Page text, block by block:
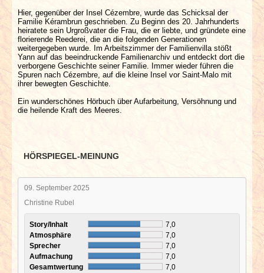
Hier, gegenüber der Insel Cézembre, wurde das Schicksal der
Familie Kérambrun geschrieben. Zu Beginn des 20. Jahrhunderts
heiratete sein Urgroßvater die Frau, die er liebte, und gründete eine
florierende Reederei, die an die folgenden Generationen
weitergegeben wurde. Im Arbeitszimmer der Familienvilla stößt
Yann auf das beeindruckende Familienarchiv und entdeckt dort die
verborgene Geschichte seiner Familie. Immer wieder führen die
Spuren nach Cézembre, auf die kleine Insel vor Saint-Malo mit
ihrer bewegten Geschichte.
Ein wunderschönes Hörbuch über Aufarbeitung, Versöhnung und
die heilende Kraft des Meeres.
HÖRSPIEGEL-MEINUNG
09. September 2025
Christine Rubel
Story/Inhalt
7,0
Atmosphäre
7,0
Sprecher
7,0
Aufmachung
7,0
Gesamtwertung
7,0